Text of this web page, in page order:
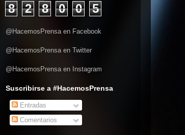
8 2 8 0 0 5
@HacemosPrensa en Facebook
@HacemosPrensa en Twitter
@HacemosPrensa en Instagram
Suscribirse a #HacemosPrensa
Entradas
Comentarios